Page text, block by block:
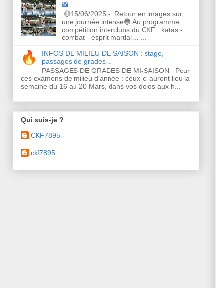
📸
🔴15/06/2025 - Retour en images sur
une journée intense🔵 Au programme :
compétition interclubs du CKF : katas -
combat - esprit martial… ...
INFOS DE MILIEU DE SAISON : stage,
passages de grades…
PASSAGES DE GRADES DE MI-SAISON Pour
ces examens de milieu d’année : ceux-ci auront lieu la
semaine du 16 au 20 Mars, dans vos dojos aux h...
Qui suis-je ?
CKF7895
ckf7895